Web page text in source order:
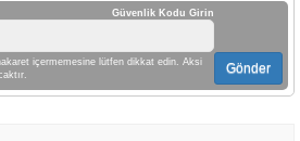
Güvenlik Kodu Girin
içermemesine lütfen dikkat edin. Aksi
Gönder